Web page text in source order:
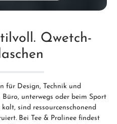
Qwetch-
für Design, Technik und
unterwegs oder beim Sport
sind ressourcenschonend
Bei Tee & Pralinee findest